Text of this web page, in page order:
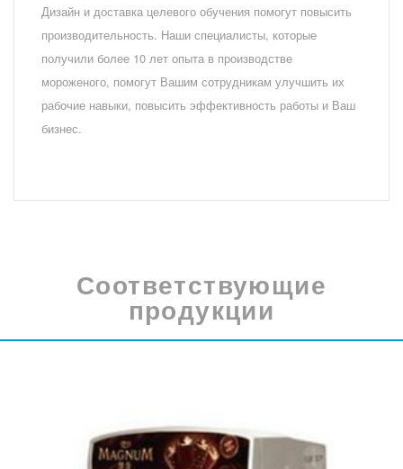
Дизайн и доставка целевого обучения помогут повысить
производительность. Наши специалисты, которые
получили более 10 лет опыта в производстве
мороженого, помогут Вашим сотрудникам улучшить их
рабочие навыки, повысить эффективность работы и Ваш
бизнес.
Соответствующие
продукции